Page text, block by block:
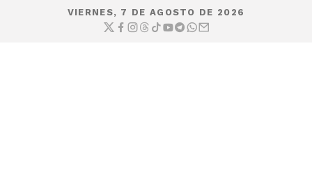
VIERNES, 7 DE AGOSTO DE 2026